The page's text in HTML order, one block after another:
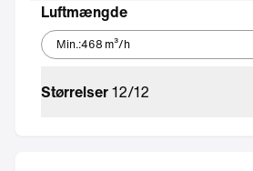
Luftmængde
Min.:468 m³/h
Størrelser12/12